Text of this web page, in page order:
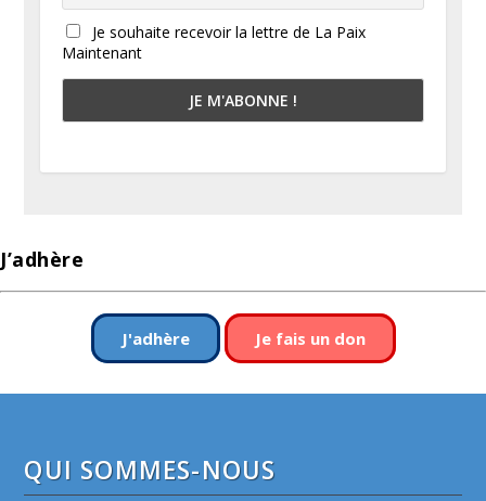
Je souhaite recevoir la lettre de La Paix
Maintenant
J’adhère
J'adhère Je fais un don
QUI SOMMES-NOUS